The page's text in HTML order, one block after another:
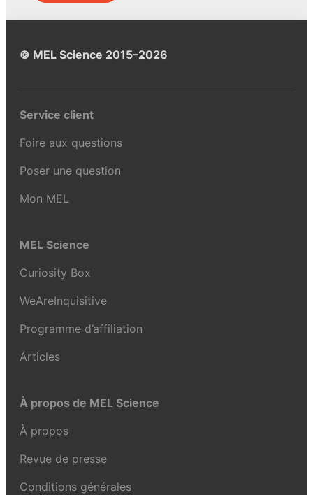
© MEL Science 2015–2026
Service client
Foire aux questions
Poser une question
Mon MEL
MEL Science
Curiosity Box
WeAreInquisitive
Programme d’affiliation
Articles
À propos de MEL Science
À propos
Revue de presse
Conditions générales